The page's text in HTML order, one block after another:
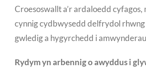
Croesoswallt a’r ardaloedd cyfagos,
cynnig cydbwysedd delfrydol
gwledig a hygyrchedd i
Rydym yn arbennig o awyddus i